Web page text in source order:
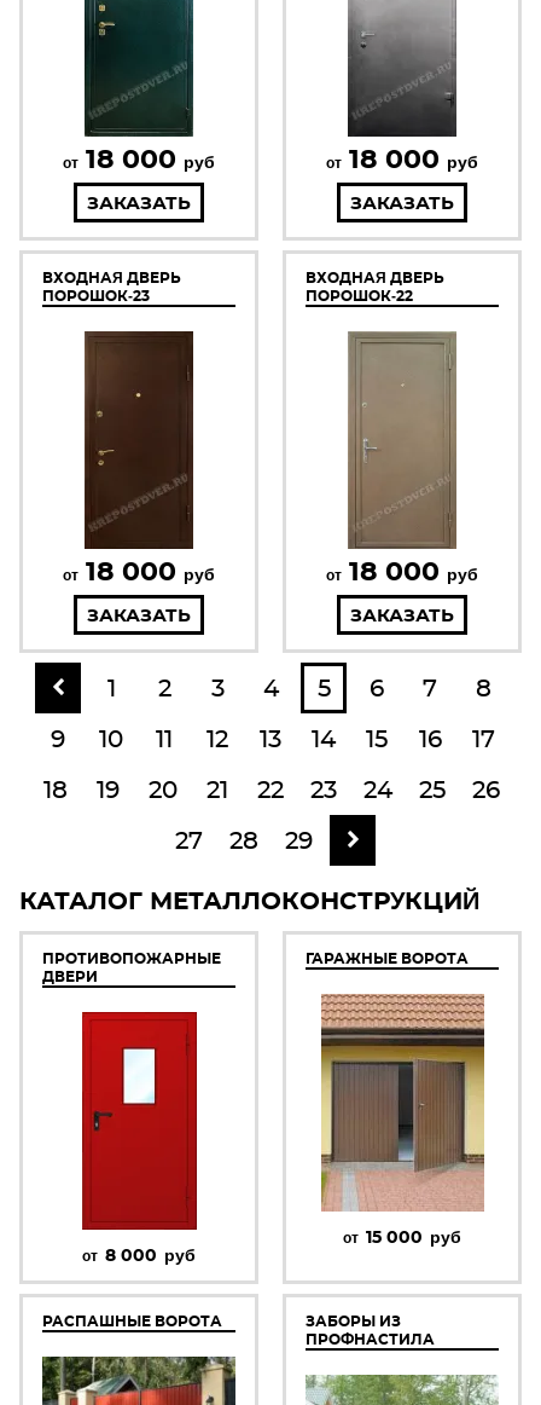
от 18 000 руб
ЗАКАЗАТЬ
от 18 000 руб
ЗАКАЗАТЬ
ВХОДНАЯ ДВЕРЬ
ПОРОШОК-23
от 18 000 руб
ЗАКАЗАТЬ
ВХОДНАЯ ДВЕРЬ
ПОРОШОК-22
от 18 000 руб
ЗАКАЗАТЬ
1 2 3 4 5 6 7
8
9
10 11 12 13 14 15 16
17
18
19 20 21 22 23 24 25
26
27
28 29
КАТАЛОГ МЕТАЛЛОКОНСТРУКЦИЙ
ПРОТИВОПОЖАРНЫЕ
ДВЕРИ
от 8 000 руб
ГАРАЖНЫЕ ВОРОТА
от 15 000 руб
РАСПАШНЫЕ ВОРОТА
ЗАБОРЫ ИЗ
ПРОФНАСТИЛА